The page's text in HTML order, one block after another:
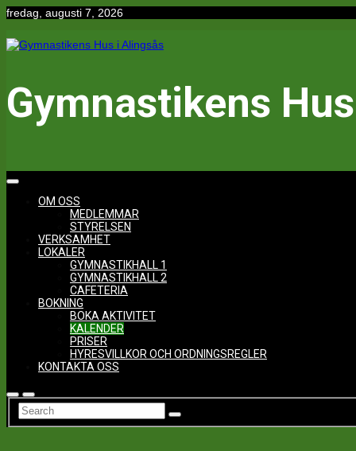
Hoppa
innehåll
fredag, augusti 7, 2026
Gymnastikens
OM OSS
MEDLEMMAR
STYRELSEN
VERKSAMHET
LOKALER
GYMNASTIKHALL 1
GYMNASTIKHALL 2
CAFETERIA
BOKNING
BOKA AKTIVITET
KALENDER
PRISER
HYRESVILLKOR OCH ORDNINGSREGLER
KONTAKTA OSS